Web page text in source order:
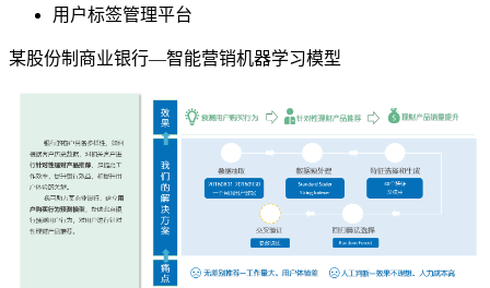
用户标签管理平台
某股份制商业银行—智能营销机器学习模型